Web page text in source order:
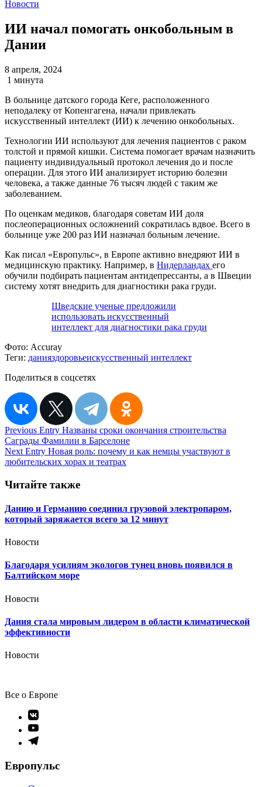
Новости
ИИ начал помогать онкобольным в
Дании
8 апреля, 2024
1 минута
В больнице датского города Кеге, расположенного
неподалеку от Копенгагена, начали привлекать
искусственный интеллект (ИИ) к лечению онкобольных.
Технологии ИИ используют для лечения пациентов с раком
толстой и прямой кишки. Система помогает врачам назначить
пациенту индивидуальный протокол лечения до и после
операции. Для этого ИИ анализирует историю болезни
человека, а также данные 76 тысяч людей с таким же
заболеванием.
По оценкам медиков, благодаря советам ИИ доля
послеоперационных осложнений сократилась вдвое. Всего в
больнице уже 200 раз ИИ назначал больным лечение.
Как писал «Европульс», в Европе активно внедряют ИИ в
медицинскую практику. Например, в Нидерландах его
обучили подбирать пациентам антидепрессанты, а в Швеции
систему хотят внедрить для диагностики рака груди.
Шведские ученые предложили
использовать искусственный
интеллект для диагностики рака груди
Фото: Accuray
Теги: данияздоровьеискусственный интеллект
Поделиться в соцсетях
Навигация
по
записям
Previous Entry Названы сроки окончания строительства
Саграды Фамилии в Барселоне
Next Entry Новая роль: почему и как немцы участвуют в
любительских хорах и театрах
Читайте также
Данию и Германию соединил грузовой электропаром,
который заряжается всего за 12 минут
Новости
Благодаря усилиям экологов тунец вновь появился в
Балтийском море
Новости
Дания стала мировым лидером в области климатической
эффективности
Новости
Все о Европе
Элемент
меню
Элемент
меню
Элемент
Европульс